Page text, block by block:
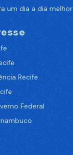
um dia a dia melhor
Recife
Federal